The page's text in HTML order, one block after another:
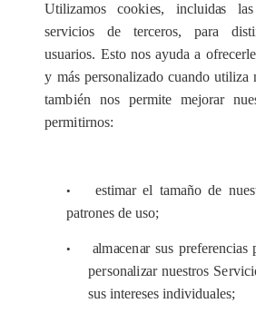
Utilizamos cookies, incluidas las
servicios de terceros, para dist
usuarios. Esto nos ayuda a ofrecerl
y más personalizadocuando utiliza
también nos permite mejorar nue
permitirnos:
• estimarel tamaño de nue
patrones de uso;
• almacenar sus preferencias
personalizar nuestros Servic
susintereses individuales;